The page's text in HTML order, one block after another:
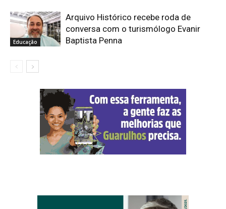
Educação
Arquivo Histórico recebe roda de
conversa com o turismólogo Evanir
Baptista Penna